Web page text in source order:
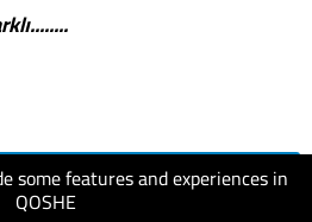
some features and experiences in
QOSHE
website